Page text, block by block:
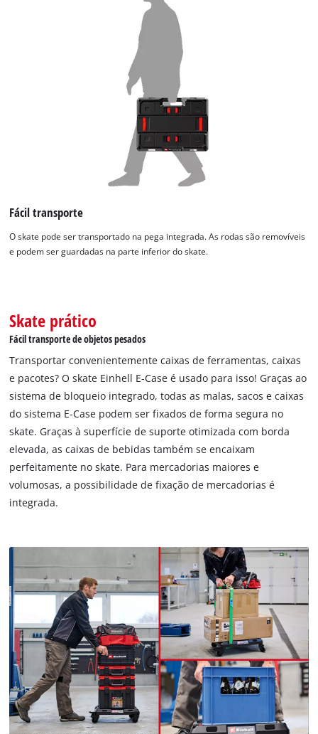
Precisamos do seu consentimento para
carregar o serviço Google Maps!
This content is not permitted to load due
to the list of technologies used.
Powered byUsercentrics Consent
Management Platform
Fácil transporte
O skate pode ser transportado na pega integrada. As rodas são removíveis
e podem ser guardadas na parte inferior do skate.
Skate prático
Fácil transporte de objetos pesados
Transportar convenientemente caixas de ferramentas, caixas
e pacotes? O skate Einhell E-Case é usado para isso! Graças ao
sistema de bloqueio integrado, todas as malas, sacos e caixas
do sistema E-Case podem ser fixados de forma segura no
skate. Graças à superfície de suporte otimizada com borda
elevada, as caixas de bebidas também se encaixam
perfeitamente no skate. Para mercadorias maiores e
volumosas, a possibilidade de fixação de mercadorias é
integrada.